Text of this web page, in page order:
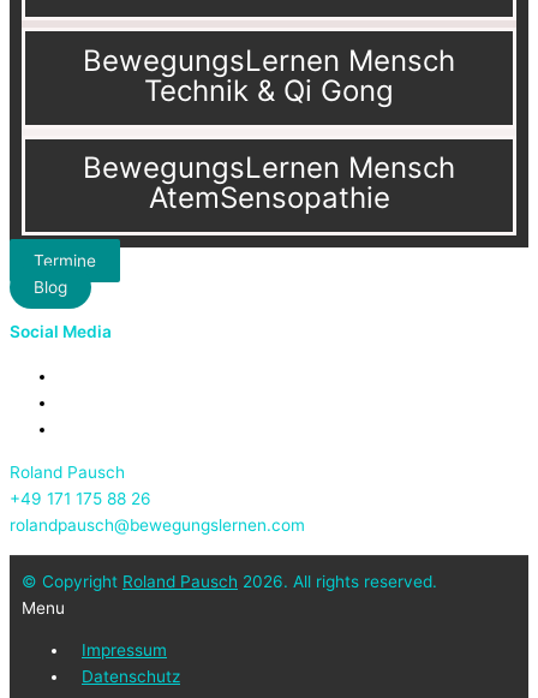
BewegungsLernen Mensch
Technik & Qi Gong
BewegungsLernen Mensch
AtemSensopathie
Termine
Blog
Social Media
Roland Pausch
+49 171 175 88 26
rolandpausch@bewegungslernen.com
© Copyright Roland Pausch 2026. All rights reserved.
Menu
Impressum
Datenschutz